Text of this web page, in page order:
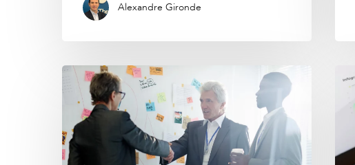
Alexandre Gironde